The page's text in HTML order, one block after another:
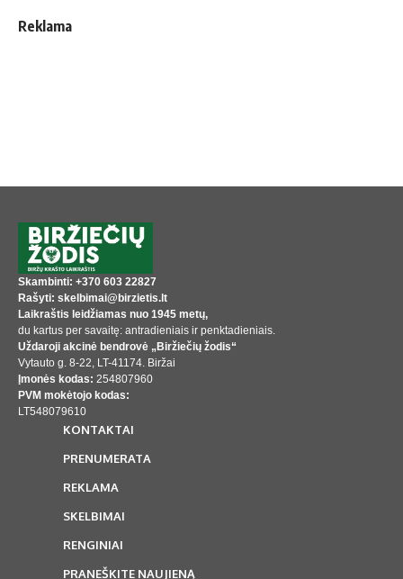
Reklama
Skambinti: +370 603 22827
Rašyti: skelbimai@birzietis.lt
Laikraštis leidžiamas nuo 1945 metų,
du kartus per savaitę: antradieniais ir penktadieniais.
Uždaroji akcinė bendrovė „Biržiečių žodis“
Vytauto g. 8-22, LT-41174. Biržai
Įmonės kodas: 254807960
PVM mokėtojo kodas:
LT548079610
KONTAKTAI
PRENUMERATA
REKLAMA
SKELBIMAI
RENGINIAI
PRANEŠKITE NAUJIENĄ